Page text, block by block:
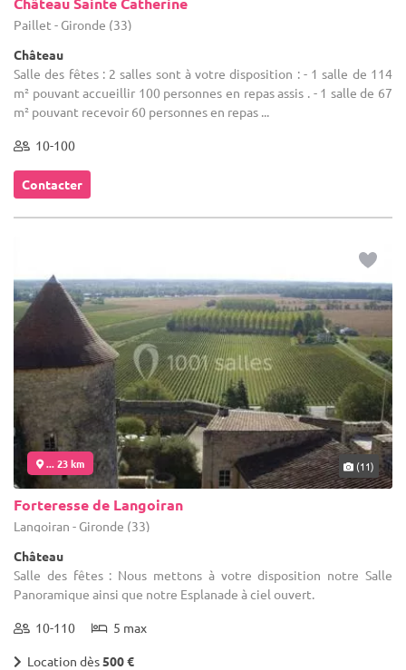
Paillet - Gironde (33)
Château
Salle des fêtes : 2 salles sont à votre disposition : - 1 salle de 114
m² pouvant accueillir 100 personnes en repas assis . - 1 salle de 67
m² pouvant recevoir 60 personnes en repas ...
10-100
Contacter
... 23 km (11)
Forteresse de Langoiran
Langoiran - Gironde (33)
Château
Salle des fêtes : Nous mettons à votre disposition notre Salle
Panoramique ainsi que notre Esplanade à ciel ouvert.
10-110 5 max
Location dès500 €